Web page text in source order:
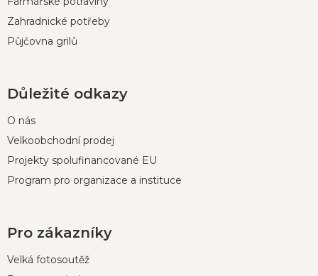
Zahradnické potřeby
Půjčovna grilů
Důležité odkazy
O nás
Velkoobchodní prodej
Projekty spolufinancované EU
Program pro organizace a instituce
Pro zákazníky
Velká fotosoutěž